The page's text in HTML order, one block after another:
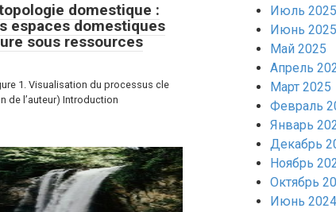
domestique :
espaces domestiques
sous ressources
1. Visualisation du processus cle
de l’auteur) Introduction
Июль 2025
Июнь 2025
Май 2025
Апрель
Март 2025
Февраль
Январь
Декабрь
Ноябрь
Октябрь
Июнь 2024